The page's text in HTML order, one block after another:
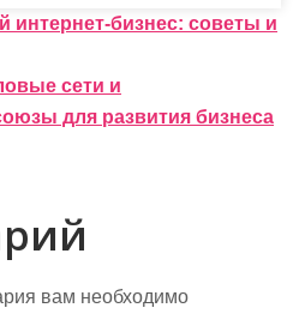
интернет-бизнес: советы и
сети и
для развития бизнеса
вам необходимо